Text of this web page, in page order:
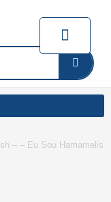
– – Eu Sou Hamamelis